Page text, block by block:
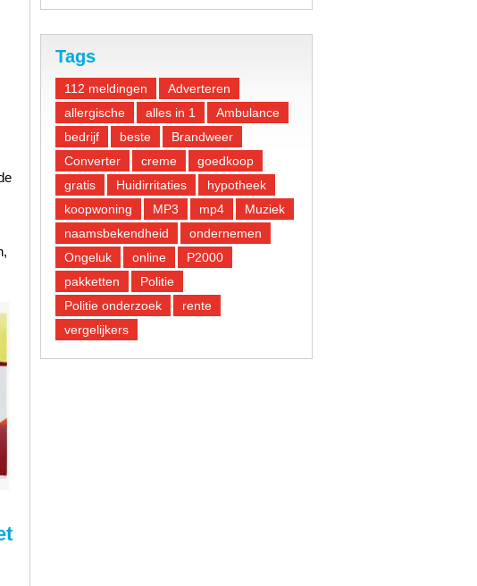
Tags
112 meldingen
Adverteren
allergische
alles in 1
Ambulance
bedrijf
beste
Brandweer
Converter
creme
goedkoop
gratis
Huidirritaties
hypotheek
koopwoning
MP3 mp4
Muziek
naamsbekendheid
ondernemen
Ongeluk
online
P2000
pakketten
Politie
Politie onderzoek
rente
vergelijkers